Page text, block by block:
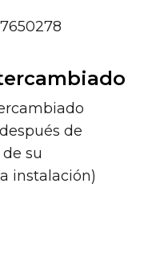
de
su
instalación)